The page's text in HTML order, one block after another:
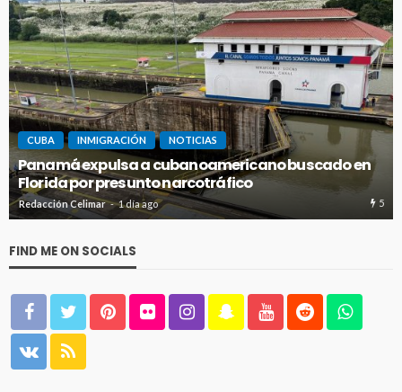
CUBA INMIGRACIÓN NOTICIAS
Panamá expulsa a cubanoamericano buscado en
Florida por presunto narcotráfico
Redacción Celimar 1 día ago 5
FIND ME ON SOCIALS